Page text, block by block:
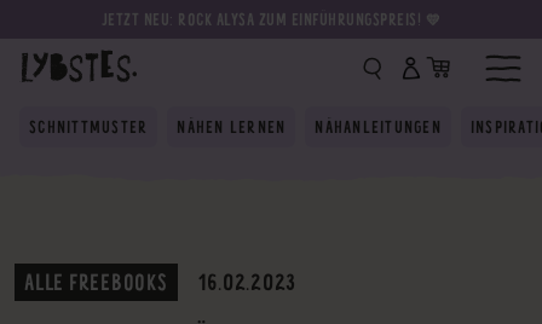
JETZT NEU: ROCK ALYSA ZUM EINFÜHRUNGSPREIS! 💛
SCHNITTMUSTER NÄHEN LERNEN NÄHANLEITUNGEN
ALLE FREEBOOKS 16.02.2023